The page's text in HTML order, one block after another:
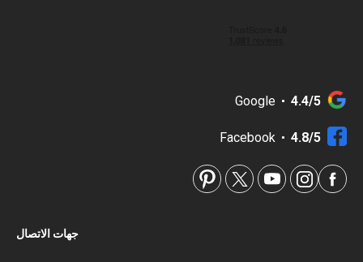
4.4/5
Google
4.8/5
Facebook
جهات الاتصال